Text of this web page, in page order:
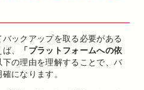
ックアップを取る必要がある
、
「プラットフォームへの依
下の理由を理解することで、バ
になります。